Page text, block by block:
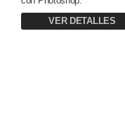
VER DETALLES